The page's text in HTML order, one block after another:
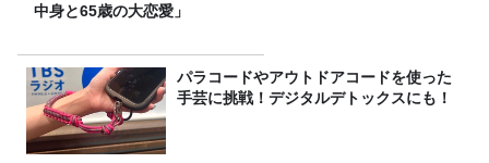
中身と65歳の大恋愛」
パラコードやアウトドアコードを使った
手芸に挑戦！デジタルデトックスにも！